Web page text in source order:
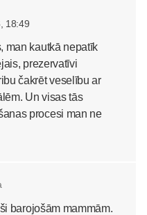
18:49
man kautkā nepatīk
prezervatīvi
čakrēt veselību ar
Un visas tās
procesi man ne
barojošām mammām.